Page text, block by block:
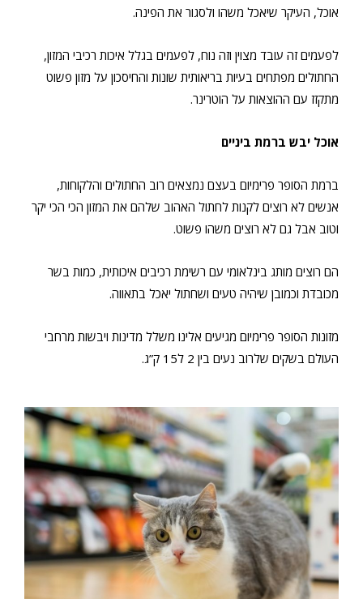
אוכל, העיקר שיאכל משהו ולסגור את הפינה.
לפעמים זה עובד מצוין וזה נוח, לפעמים בגלל איכות רכיבי המזון,
החתולים מפתחים בעיות בריאותית שונות והחיסכון על מזון פשוט
מתקזז עם ההוצאות על הוטרינר.
אוכל יבש ברמת ביניים
ברמת הסופר פרימיום בעצם נמצאים רוב החתולים והלקוחות,
אנשים לא רוצים לקנות לחתול האהוב שלהם את המזון הכי הכי יקר
וטוב אבל גם לא רוצים משהו פשוט.
הם רוצים מותג בינלאומי עם רשימת רכיבים איכותית, כמות בשר
מכובדת וכמובן שיהיה טעים ושחתול יאכל בתאווה.
מזונות הסופר פרימיום מגיעים אלינו משלל מדינות ויבשות מרחבי
העולם בשקים שלרוב נעים בין 2 ל15 ק”ג.